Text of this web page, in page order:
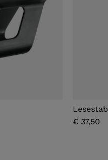
Lesestab
€ 37,50